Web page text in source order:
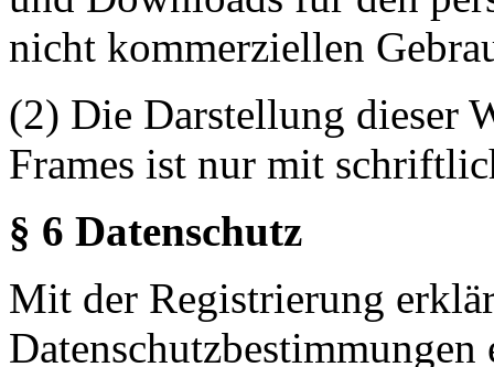
nicht kommerziellen
(2) Die Darstellung dieser
Frames ist nur mit
§ 6 Datenschutz
Mit der Registrierung
Datenschutzbestimmungen